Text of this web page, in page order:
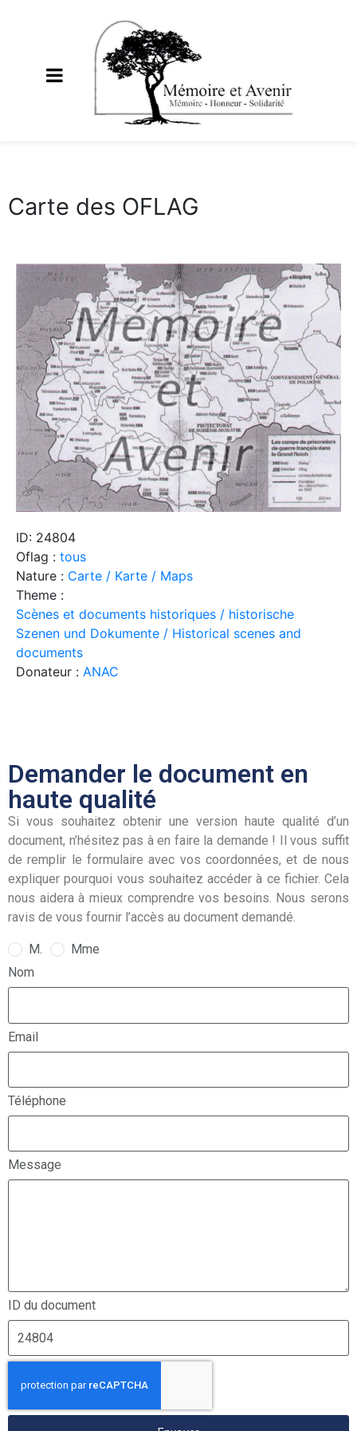
Carte des OFLAG
ID: 24804
Oflag : tous
Nature : Carte / Karte / Maps
Theme :
Scènes et documents historiques / historische
Szenen und Dokumente / Historical scenes and
documents
Donateur : ANAC
Demander le document en
haute qualité
Si vous souhaitez obtenir une version haute qualité d’un
document, n’hésitez pas à en faire la demande ! Il vous suffit
de remplir le formulaire avec vos coordonnées, et de nous
expliquer pourquoi vous souhaitez accéder à ce fichier. Cela
nous aidera à mieux comprendre vos besoins. Nous serons
ravis de vous fournir l’accès au document demandé.
M.
Mme
Nom
Email
Téléphone
Message
ID du document